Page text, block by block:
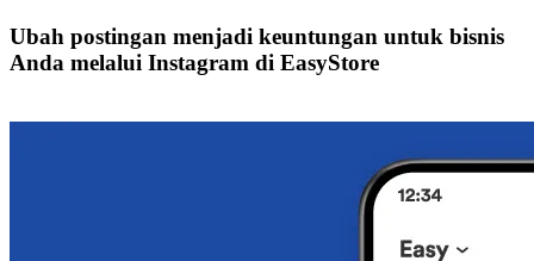
Ubah postingan menjadi keuntungan untuk bisnis
Anda melalui Instagram di EasyStore